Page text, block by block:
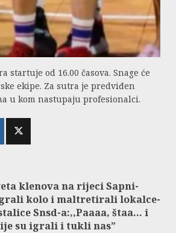
startuje od 16.00 časova. Snage će
ekipe. Za sutra je predviđen
u kom nastupaju profesionalci.
klenova na rijeci Sapni-
kolo i maltretirali lokalce-
Snsd-a:,,Paaaa, štaa… i
su igrali i tukli nas”